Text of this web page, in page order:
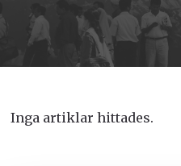
Inga artiklar hittades.